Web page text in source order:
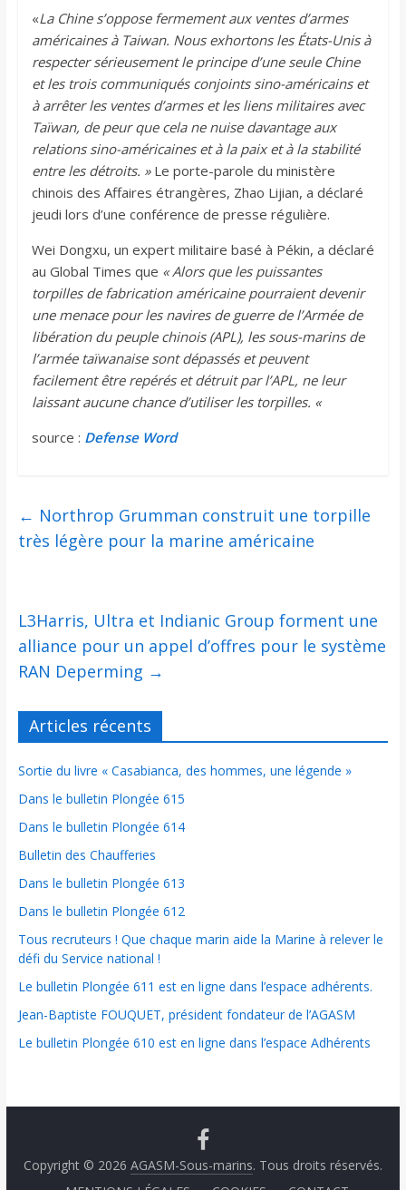
«La Chine s’oppose fermement aux ventes d’armes
américaines à Taiwan. Nous exhortons les États-Unis à
respecter sérieusement le principe d’une seule Chine
et les trois communiqués conjoints sino-américains et
à arrêter les ventes d’armes et les liens militaires avec
Taïwan, de peur que cela ne nuise davantage aux
relations sino-américaines et à la paix et à la stabilité
entre les détroits. »Le porte-parole du ministère
chinois des Affaires étrangères, Zhao Lijian, a déclaré
jeudi lors d’une conférence de presse régulière.
Wei Dongxu, un expert militaire basé à Pékin, a déclaré
au Global Times que « Alors que les puissantes
torpilles de fabrication américaine pourraient devenir
une menace pour les navires de guerre de l’Armée de
libération du peuple chinois (APL), les sous-marins de
l’armée taïwanaise sont dépassés et peuvent
facilement être repérés et détruit par l’APL, ne leur
laissant aucune chance d’utiliser les torpilles. «
source : Defense Word
← Northrop Grumman construit une torpille
très légère pour la marine américaine
L3Harris, Ultra et Indianic Group forment une
alliance pour un appel d’offres pour le système
RAN Deperming →
Articles récents
Sortie du livre « Casabianca, des hommes, une légende »
Dans le bulletin Plongée 615
Dans le bulletin Plongée 614
Bulletin des Chaufferies
Dans le bulletin Plongée 613
Dans le bulletin Plongée 612
Tous recruteurs ! Que chaque marin aide la Marine à relever le
défi du Service national !
Le bulletin Plongée 611 est en ligne dans l’espace adhérents.
Jean-Baptiste FOUQUET, président fondateur de l’AGASM
Le bulletin Plongée 610 est en ligne dans l’espace Adhérents
Copyright © 2026 AGASM-Sous-marins. Tous droits réservés.